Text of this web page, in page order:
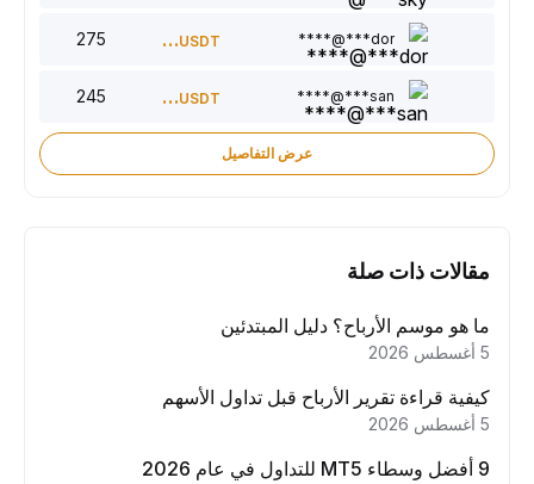
dor***@****
220USDT
san***@****
150USDT
عرض التفاصيل
مقالات ذات صلة
ما هو موسم الأرباح؟ دليل المبتدئين
كيفية قراءة تقرير الأرباح قبل تداول الأسهم